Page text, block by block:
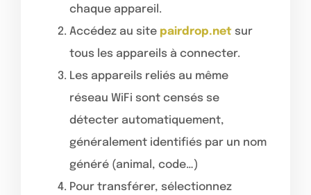
chaque appareil.
Accédez au site pairdrop.net sur
tous les appareils à connecter.
Les appareils reliés au même
réseau WiFi sont censés se
détecter automatiquement,
généralement identifiés par un nom
généré (animal, code…)
Pour transférer, sélectionnez